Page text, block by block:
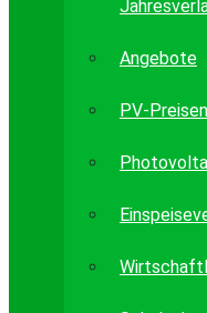
Angebote
PV-